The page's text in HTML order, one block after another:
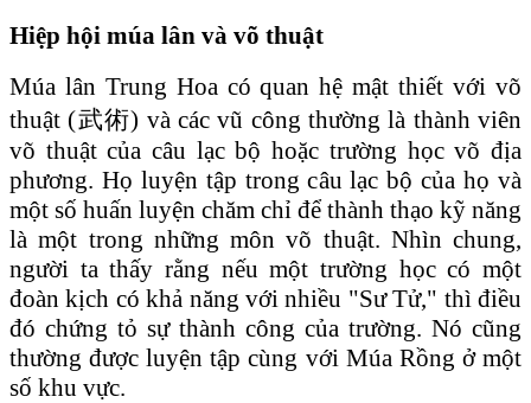
Hiệp hội múa lân và võ thuật
Múa lân Trung Hoa có quan hệ mật thiết với võ
thuật (武術) và các vũ công thường là thành viên
võ thuật của câu lạc bộ hoặc trường học võ địa
phương. Họ luyện tập trong câu lạc bộ của họ và
một số huấn luyện chăm chỉ để thành thạo kỹ năng
là một trong những môn võ thuật. Nhìn chung,
người ta thấy rằng nếu một trường học có một
đoàn kịch có khả năng với nhiều "Sư Tử," thì điều
đó chứng tỏ sự thành công của trường. Nó cũng
thường được luyện tập cùng với Múa Rồng ở một
số khu vực.